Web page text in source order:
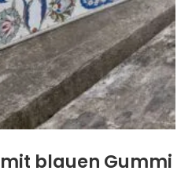
blauen Gummi